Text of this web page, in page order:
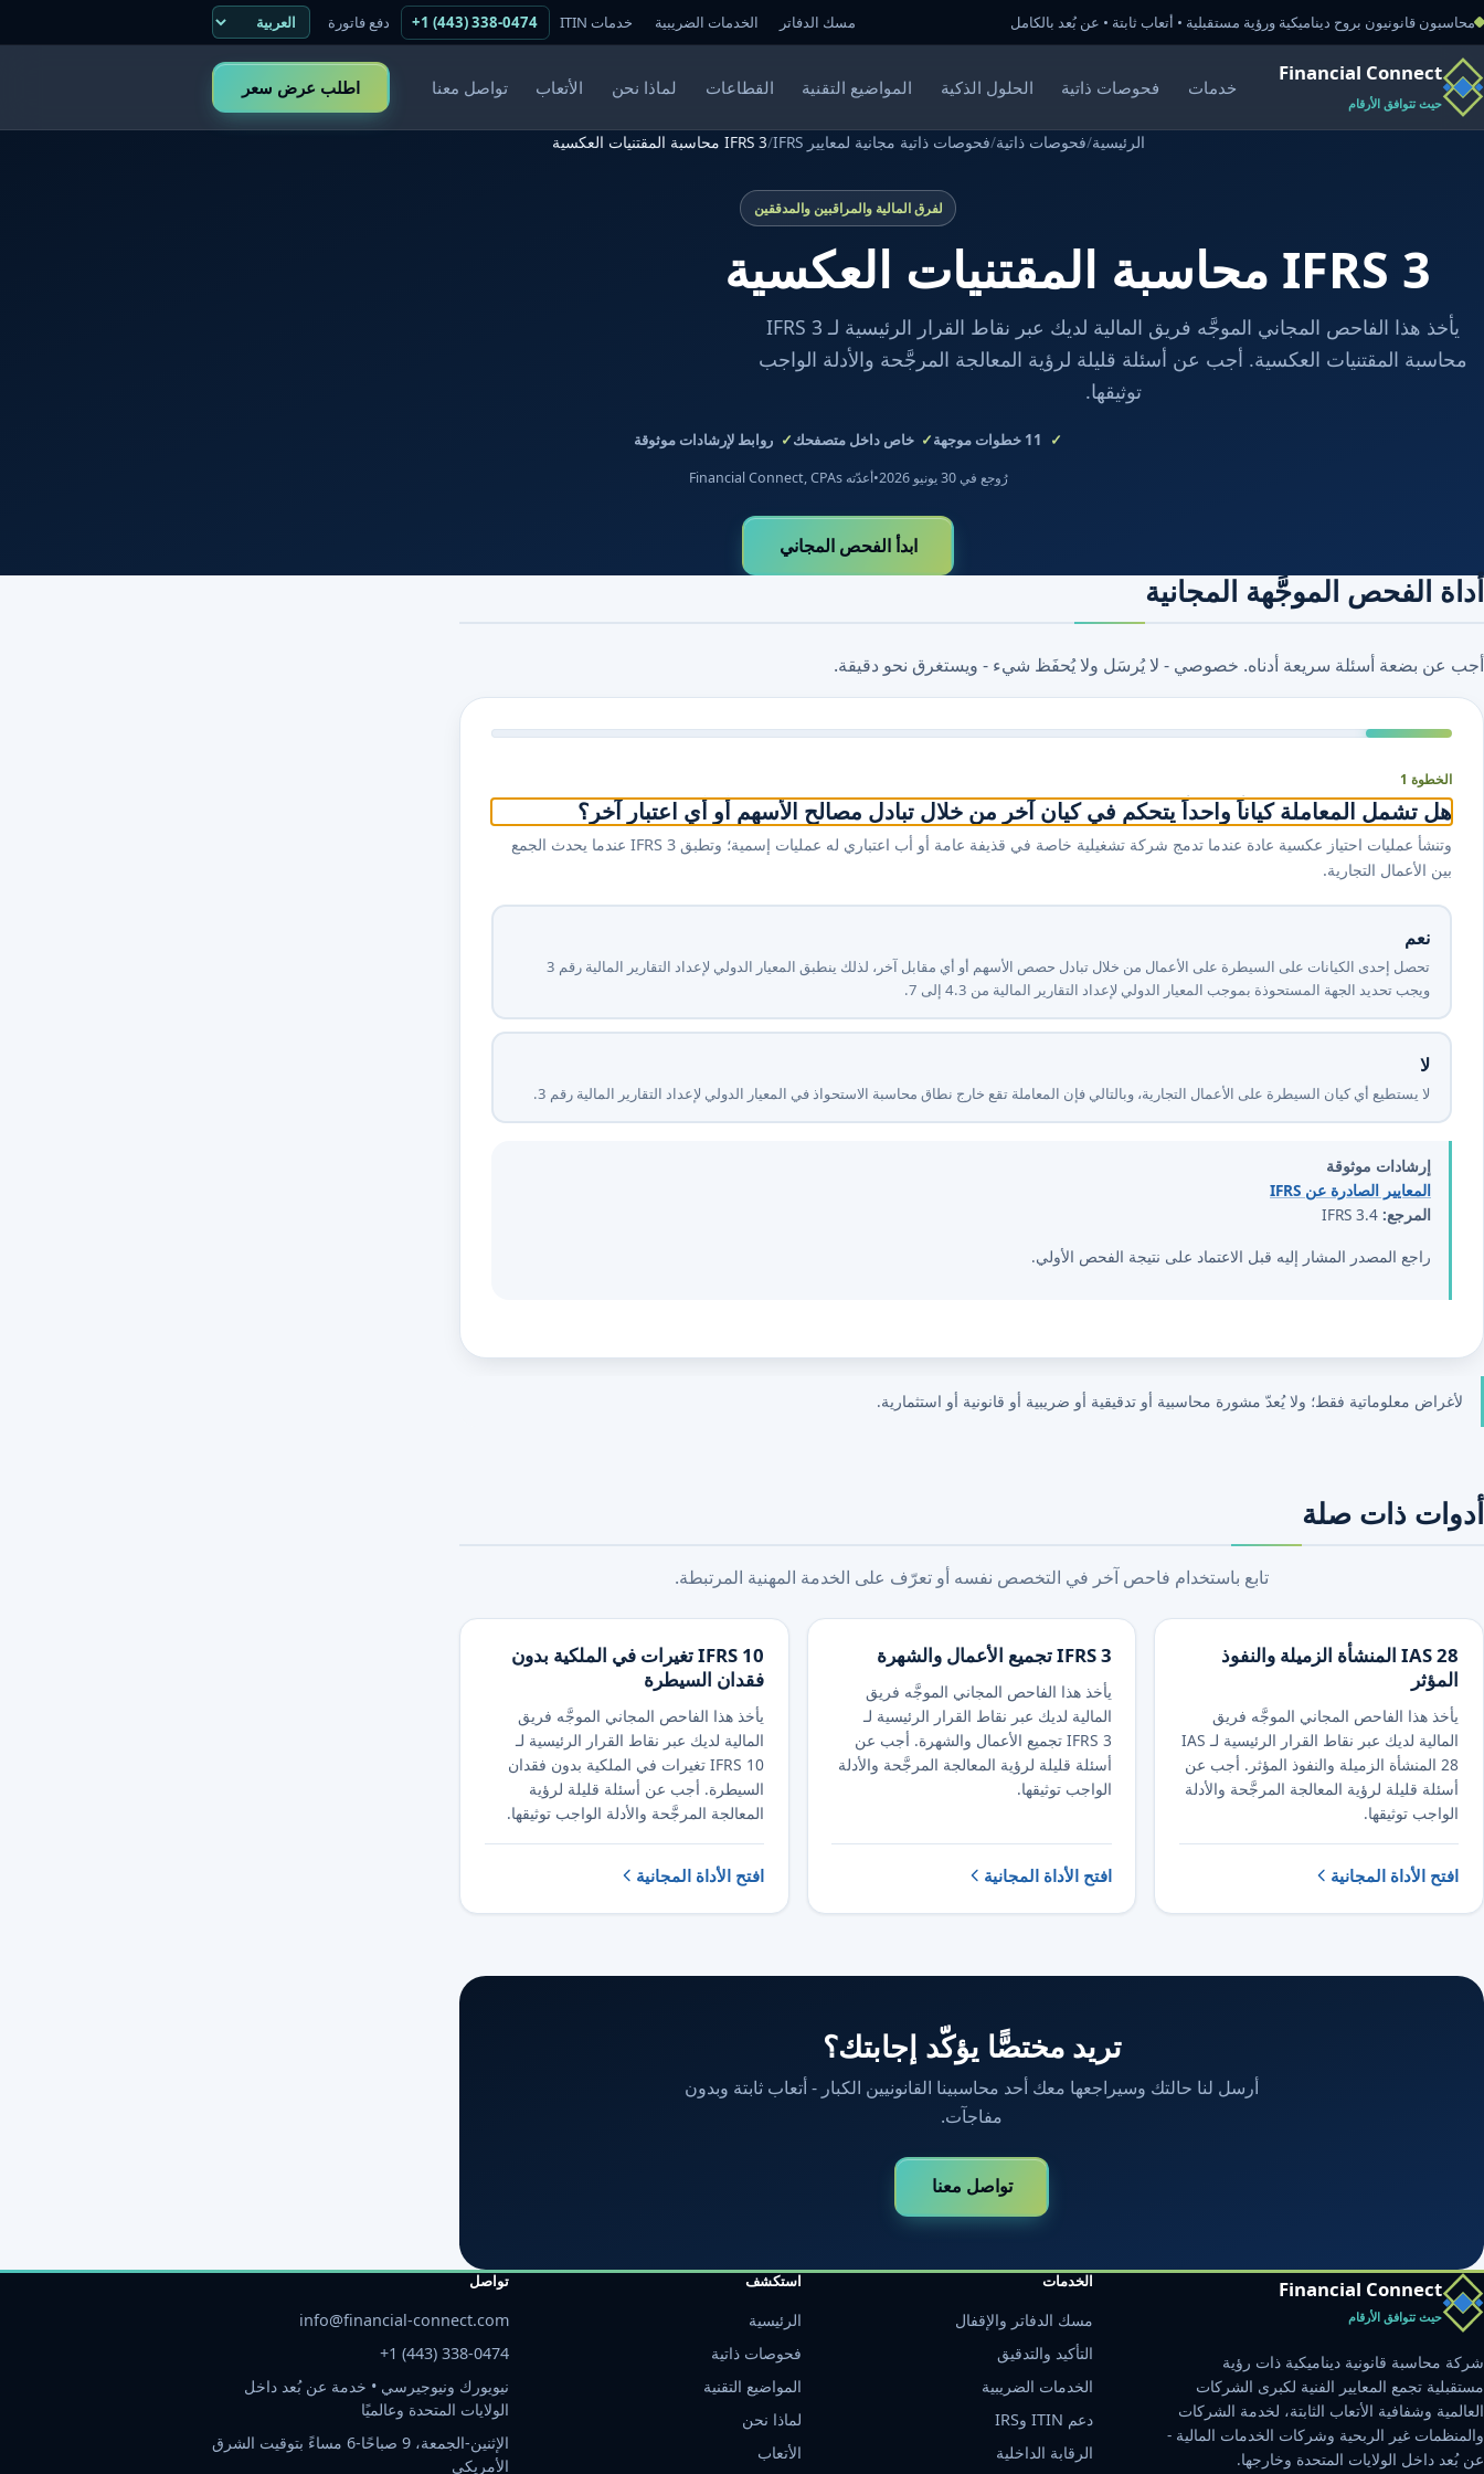
محاسبون قانونيون بروح ديناميكية ورؤية مستقبلية • أتعاب ثابتة • عن بُعد بالكامل مسك الدفاتر الخدمات الضريبية خدمات ITIN +1 (443) 338-0474 دفع فاتورة
Financial Connect
حيث تتوافق الأرقام
خدمات فحوصات ذاتية الحلول الذكية المواضيع التقنية القطاعات لماذا نحن الأتعاب تواصل معنا اطلب عرض سعر
الرئيسية/فحوصات ذاتية/فحوصات ذاتية مجانية لمعايير IFRS /IFRS 3 محاسبة المقتنيات العكسية
لفرق المالية والمراقبين والمدققين
IFRS 3 محاسبة المقتنيات العكسية
يأخذ هذا الفاحص المجاني الموجَّه فريق المالية لديك عبر نقاط القرار الرئيسية لـ IFRS 3
محاسبة المقتنيات العكسية. أجب عن أسئلة قليلة لرؤية المعالجة المرجَّحة والأدلة الواجب
توثيقها.
11 خطوات موجهة خاص داخل متصفحك روابط لإرشادات موثوقة
رُوجع في 30 يونيو 2026 •أعدّته Financial Connect, CPAs
ابدأ الفحص المجاني
أداة الفحص الموجَّهة المجانية
أجب عن بضعة أسئلة سريعة أدناه. خصوصي - لا يُرسَل ولا يُحفَظ شيء - ويستغرق نحو دقيقة.
الخطوة 1
هل تشمل المعاملة كياناً واحداً يتحكم في كيان آخر من خلال تبادل مصالح الأسهم أو أي اعتبار آخر؟
وتنشأ عمليات احتياز عكسية عادة عندما تدمج شركة تشغيلية خاصة في قذيفة عامة أو أب اعتباري له عمليات إسمية؛ وتطبق IFRS 3 عندما يحدث الجمع
بين الأعمال التجارية.
نعم
تحصل إحدى الكيانات على السيطرة على الأعمال من خلال تبادل حصص الأسهم أو أي مقابل آخر، لذلك ينطبق المعيار الدولي لإعداد التقارير المالية رقم ⁦3⁩
ويجب تحديد الجهة المستحوذة بموجب المعيار الدولي لإعداد التقارير المالية من ⁦3⁩.⁦4⁩ إلى ⁦7⁩.
لا
لا يستطيع أي كيان السيطرة على الأعمال التجارية، وبالتالي فإن المعاملة تقع خارج نطاق محاسبة الاستحواذ في المعيار الدولي لإعداد التقارير المالية رقم ⁦3⁩.
إرشادات موثوقة
المعايير الصادرة عن IFRS
المرجع:
راجع المصدر المشار إليه قبل الاعتماد على نتيجة الفحص الأولي.
لأغراض معلوماتية فقط؛ ولا يُعدّ مشورة محاسبية أو تدقيقية أو ضريبية أو قانونية أو استثمارية.
أدوات ذات صلة
تابع باستخدام فاحص آخر في التخصص نفسه أو تعرّف على الخدمة المهنية المرتبطة.
IAS 28 المنشأة الزميلة والنفوذ
المؤثر
يأخذ هذا الفاحص المجاني الموجَّه فريق
المالية لديك عبر نقاط القرار الرئيسية لـ IAS
28 المنشأة الزميلة والنفوذ المؤثر. أجب عن
أسئلة قليلة لرؤية المعالجة المرجَّحة والأدلة
الواجب توثيقها.
افتح الأداة المجانية
IFRS 3 تجميع الأعمال والشهرة
يأخذ هذا الفاحص المجاني الموجَّه فريق
المالية لديك عبر نقاط القرار الرئيسية لـ
IFRS 3 تجميع الأعمال والشهرة. أجب عن
أسئلة قليلة لرؤية المعالجة المرجَّحة والأدلة
الواجب توثيقها.
افتح الأداة المجانية
IFRS 10 تغيرات في الملكية بدون
فقدان السيطرة
يأخذ هذا الفاحص المجاني الموجَّه فريق
المالية لديك عبر نقاط القرار الرئيسية لـ
IFRS 10 تغيرات في الملكية بدون فقدان
السيطرة. أجب عن أسئلة قليلة لرؤية
المعالجة المرجَّحة والأدلة الواجب توثيقها.
افتح الأداة المجانية
تريد مختصًّا يؤكّد إجابتك؟
أرسل لنا حالتك وسيراجعها معك أحد محاسبينا القانونيين الكبار - أتعاب ثابتة وبدون
مفاجآت.
تواصل معنا
Financial Connect
حيث تتوافق الأرقام
شركة محاسبة قانونية ديناميكية ذات رؤية
مستقبلية تجمع المعايير الفنية لكبرى الشركات
العالمية وشفافية الأتعاب الثابتة، لخدمة الشركات
والمنظمات غير الربحية وشركات الخدمات المالية -
عن بُعد داخل الولايات المتحدة وخارجها.
الخدمات
مسك الدفاتر والإقفال
التأكيد والتدقيق
الخدمات الضريبية
دعم ITIN وIRS
الرقابة الداخلية
استكشف
الرئيسية
فحوصات ذاتية
المواضيع التقنية
لماذا نحن
الأتعاب
تواصل
info@financial-connect.com
+1 (443) 338-0474
نيويورك ونيوجيرسي • خدمة عن بُعد داخل
الولايات المتحدة وعالميًا
الإثنين-الجمعة، 9 صباحًا-6 مساءً بتوقيت الشرق
الأمريكي